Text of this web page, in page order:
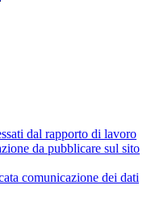
dal rapporto di lavoro
da pubblicare sul sito
comunicazione dei dati